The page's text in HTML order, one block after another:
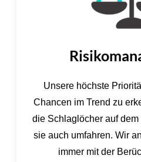
Unsere höchste
Chancen im Trend zu
die Schlaglöcher auf
sie auch umfahren. Wir
immer mit der